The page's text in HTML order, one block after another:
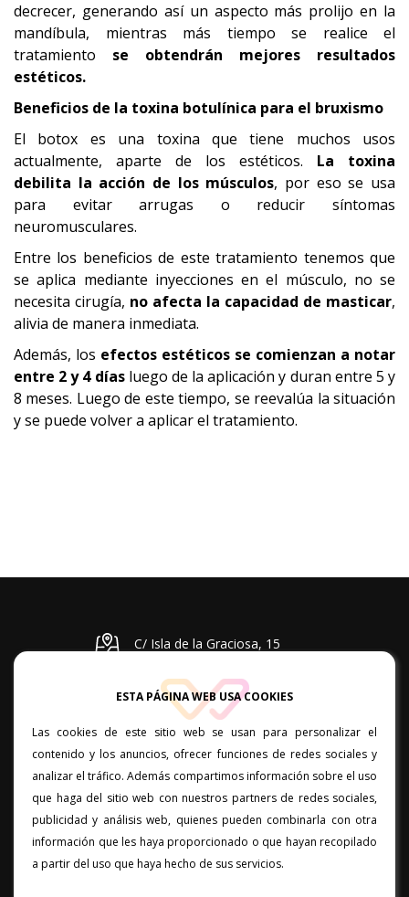
ESTA PÁGINA WEB USA COOKIES
Las cookies de este sitio web se usan para personalizar el
contenido y los anuncios, ofrecer funciones de redes sociales y
analizar el tráfico. Además compartimos información sobre el uso
que haga del sitio web con nuestros partners de redes sociales,
publicidad y análisis web, quienes pueden combinarla con otra
información que les haya proporcionado o que hayan recopilado
a partir del uso que haya hecho de sus servicios.
decrecer, generando así un aspecto más prolijo en la
mandíbula, mientras más tiempo se realice el
tratamiento se obtendrán mejores resultados
estéticos.
Beneficios de la toxina botulínica para el bruxismo
El botox es una toxina que tiene muchos usos
actualmente, aparte de los estéticos. La toxina
debilita la acción de los músculos, por eso se usa
para evitar arrugas o reducir síntomas
neuromusculares.
Entre los beneficios de este tratamiento tenemos que
se aplica mediante inyecciones en el músculo, no se
necesita cirugía, no afecta la capacidad de masticar,
alivia de manera inmediata.
Además, los efectos estéticos se comienzan a notar
entre 2 y 4 díasluego de la aplicación y duran entre 5 y
8 meses. Luego de este tiempo, se reevalúa la situación
y se puede volver a aplicar el tratamiento.
C/ Isla de la Graciosa, 15
Lunes a viernes: 10:00 a 20:00
828 05 67 67 / 637 34 94 14
C/ Poeta Pedro Lezcano, local
11. 35400. Arucas. Las Palmas
Lunes a viernes: 11:00 a 19:00